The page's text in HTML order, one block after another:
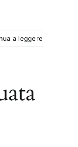
a leggere